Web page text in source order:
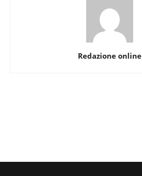
Redazione online